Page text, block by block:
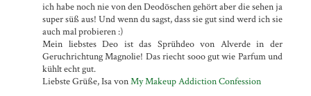
ich habe noch nie von den Deodöschen gehört aber die sehen ja
super süß aus! Und wenn du sagst, dass sie gut sind werd ich sie
auch mal probieren :)
Mein liebstes Deo ist das Sprühdeo von Alverde in der
Geruchrichtung Magnolie! Das riecht sooo gut wie Parfum und
kühlt echt gut.
Liebste Grüße, Isa vonMy Makeup Addiction Confession